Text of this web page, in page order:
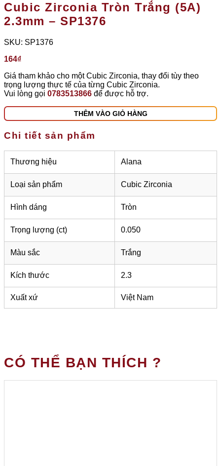
Cubic Zirconia Tròn Trắng (5A)
2.3mm – SP1376
SKU: SP1376
164₫
Giá tham khảo cho một Cubic Zirconia, thay đổi tùy theo
trọng lượng thực tế của từng Cubic Zirconia.
Vui lòng gọi 0783513866 để được hỗ trợ.
THÊM VÀO GIỎ HÀNG
Chi tiết sản phẩm
Thương hiệu Alana
Loại sản phẩm Cubic Zirconia
Hình dáng Tròn
Trọng lượng (ct) 0.050
Màu sắc Trắng
Kích thước 2.3
Xuất xứ Việt Nam
CÓ THỂ BẠN THÍCH ?